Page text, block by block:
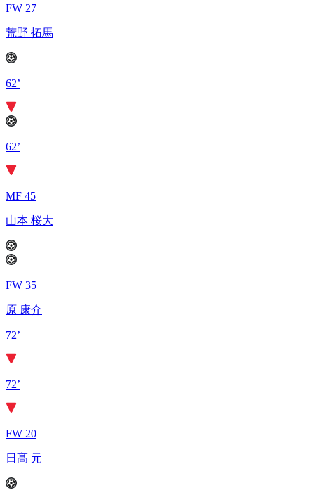
FW 27
荒野 拓馬
62’
62’
MF 45
山本 桜大
FW 35
原 康介
72’
72’
FW 20
日髙 元